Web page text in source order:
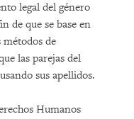
legal del género
de que se base en
de
las parejas del
sus apellidos.
Humanos